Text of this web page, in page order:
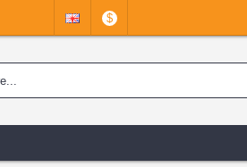
$